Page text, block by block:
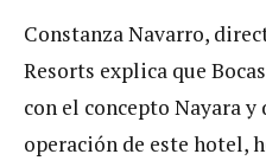
Constanza Navarro,
Resorts explica que
con el concepto Nayara
operación de este hotel,